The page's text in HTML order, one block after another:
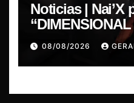
Noticias | Nai’X
08/08/2026